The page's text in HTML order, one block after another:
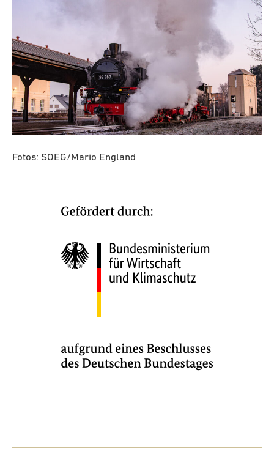
Fotos: SOEG/Mario England